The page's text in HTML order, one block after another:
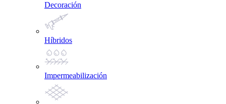
Decoración
Híbridos
Impermeabilización